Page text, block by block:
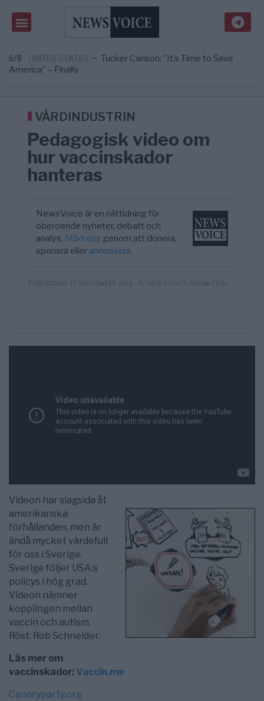
—
Massiv anstormning till Ceuta – Misstankar
6/8 UNITED STATES — Tucker Carlson: ”It’s Time to Save
America” – Finally
massbegravningarna någonsin
geografiskt apartheidsystem
AFRIKA — Massiv anstormning till Ceuta – Misstankar
om amerikansk påverkan
UNITED STATES — Tucker Carlson: ”It’s Time to Save
America” – Finally
VÅRDINDUSTRIN
Pedagogisk video om
hur vaccinskador
hanteras
NewsVoice är en nättidning för
oberoende nyheter, debatt och
analys.Stöd oss genom att donera,
sponsra eller annonsera.
PUBLICERAD 11 SEPTEMBER 2013 - AV NEWSVOICE REDAKTION
Videon har slagsida åt
amerikanska
förhållanden, men är
ändå mycket värdefull
för oss i Sverige.
Sverige följer USA:s
policys i hög grad.
Videon nämner
kopplingen mellan
vaccin och autism.
Röst: Rob Schneider.
Läs mer om
vaccinskador: Vaccin.me
Canaryparty.org